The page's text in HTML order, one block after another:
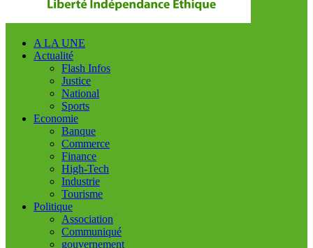
A LA UNE
Actualité
Flash Infos
Justice
National
Sports
Economie
Banque
Commerce
Finance
High-Tech
Industrie
Tourisme
Politique
Association
Communiqué
gouvernement